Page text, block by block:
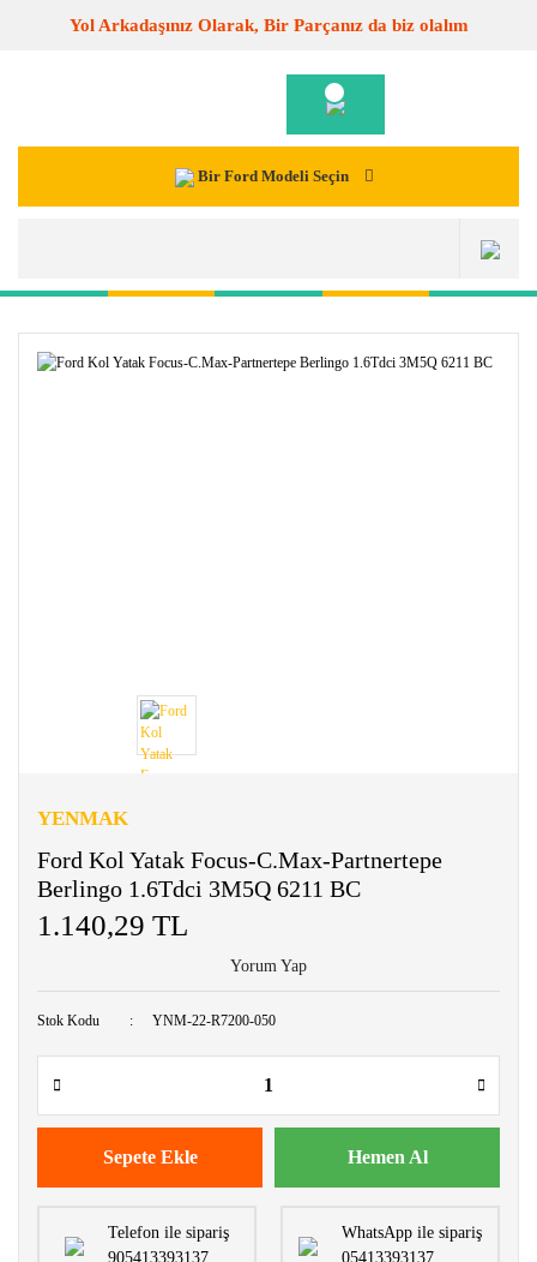
Yol Arkadaşınız Olarak, Bir Parçanız da biz olalım
Bir Ford Modeli Seçin
YENMAK
Ford Kol Yatak Focus-C.Max-Partnertepe
Berlingo 1.6Tdci 3M5Q 6211 BC
1.140,29 TL
Yorum Yap
Stok Kodu YNM-22-R7200-050
Sepete Ekle Hemen Al
Telefon ile sipariş
905413393137
WhatsApp ile sipariş
05413393137